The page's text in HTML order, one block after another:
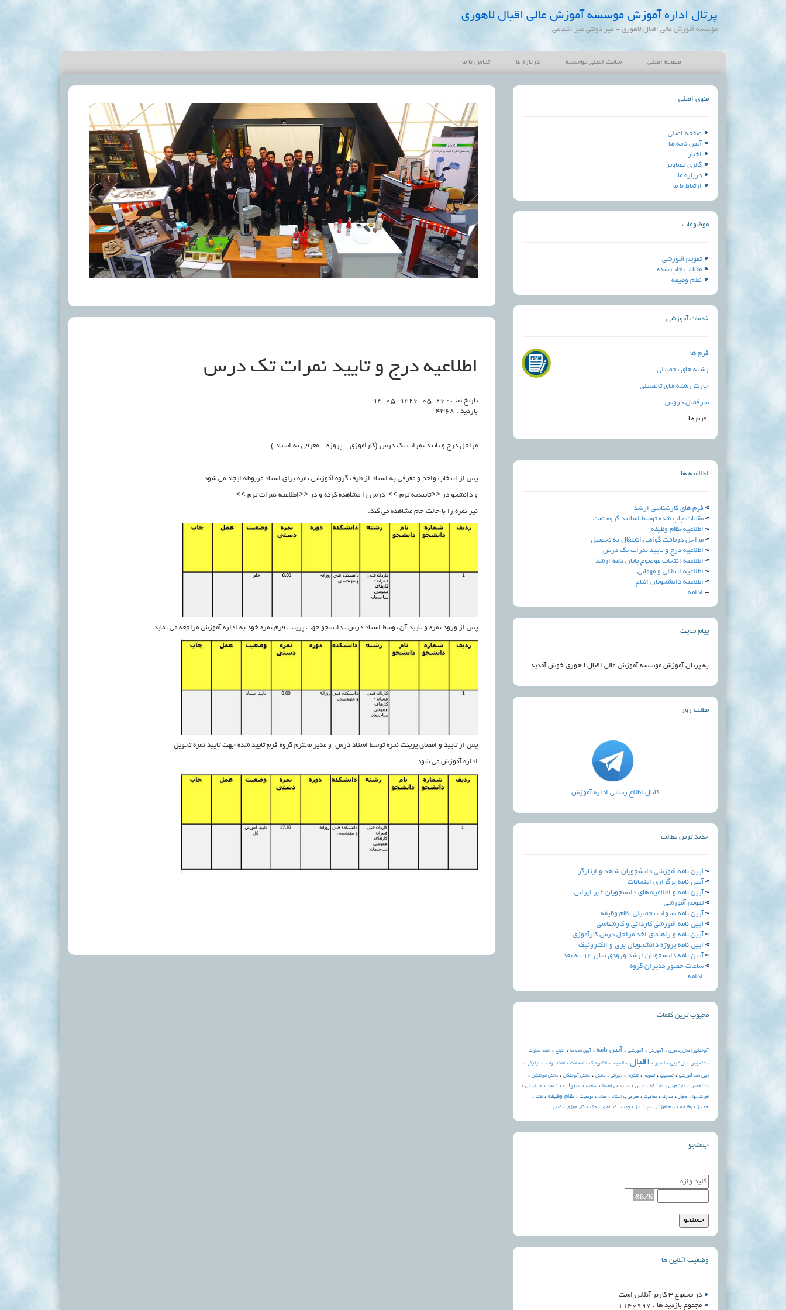
پرتال اداره آموزش موسسه آموزش عالی اقبال لاهوری
مؤسسه آموزش عالی اقبال لاهوری - غیر دولتی غیر انتفاعی
صفحه اصلی سایت اصلی مؤسسه درباره ما تماس با ما
منوی اصلی
صفحه اصلی
آیین نامه ها
اخبار
گالری تصاویر
درباره ما
ارتباط با ما
موضوعات
تقویم آموزشی
مقالات چاپ شده
نظام وظیفه
خدمات آموزشی
فرم ها
رشته های تحصیلی
چارت رشته های تحصیلی
سرفصل دروس
فرم ها
اطلاعیه ها
فرم های کارشناسی ارشد
مقالات چاپ شده توسط اساتید گروه نفت
اطلاعیه نظام وظیفه
مراحل دریافت گواهی اشتغال به تحصیل
اطلاعیه درج و تایید نمرات تک درس
اطلاعيه انتخاب موضوع پايان نامه ارشد
اطلاعيه انتقالي و مهماني
اطلاعیه دانشجویان اتباع
- ادامه...
پیام سایت
به پرتال آموزش موسسه آموزش عالی اقبال لاهوری خوش آمدید
مطلب روز
کانال اطلاع رسانی اداره آموزش
جدید ترین مطالب
آیین نامه آموزشی دانشجویان شاهد و ایثارگر
آيين نامه برگزاري امتحانات
آیین نامه و اطلاعیه های دانشجویان غیر ایرانی
تقویم آموزشی
آیین نامه سنوات تحصیلی نظام وظیفه
آیین نامه آموزشی کاردانی و کارشناسی
آیین نامه و راهنمای اخذ مراحل درس کارآموزی
ایین نامه پروژه دانشجویان برق و الکترونیک
آیین نامه دانشجویان ارشد ورودی سال 94 به بعد
ساعات حضور مدیران گروه
- ادامه...
محبوب ترین کلمات
آموختگی_اقبال_لاهوری ، آموزش ، آموزشی ، آیین نامه ، آیین نامه ها ، اتباع ، اتمام سنوات
دانشجویان ، ارزشیابی ، اعتبار ، اقبال ، المپیاد ، الکترونيک ، امتحانات ، انتخاب واحد ، ایثارگر ،
ایین نامه آموزشی ، تحصیلی ، تقویم ، تلگرام ، جبرانی ، دانش ، دانش آموختگان ، دانش اموختگان ،
دانشجویان ، دانشجویی ، دانشگاه ، درس ، دسته ، راهنما ، سامانه ، سنوات ، شاهد ، غیرایرانی ،
لغو کلاسها ، مجاز ، مدارک ، معافیت ، معرفی به استاد ، مقاله ، موفقیت ، نظام وظیفه ، نفت ،
همنیاز ، وظیفه ، پیام اموزشی ، پیشنیاز ، چارت _ کارآموزی ، چک ، کارآموزی ، کانال
جستجو
وضعیت آنلاین ها
در مجموع 3 کاربر آنلاین است
مجموع بازدید ها : 1140997
اطلاعیه درج و تایید نمرات تک درس
تاریخ ثبت : ۲۶-۰۵-۹۴
۲۶-۰۵-۹۴
بازدید : ۴۳۶۸
مراحل درج و تایید نمرات تک درس (کاراموزی - پروژه - معرفی به استاد )
پس از انتخاب واحد و معرفی به استاد از طرف گروه آموزشی نمره برای استاد مربوطه ایجاد می شود
و دانشجو در <<تاییدیه ترم >> درس را مشاهده کرده و در <<اطلاعیه نمرات ترم >>
نیز نمره را با حالت خام مشاهده می کند.
پس از ورود نمره و تایید آن توسط استاد درس ، دانشجو جهت پرینت فرم نمره خود به اداره آموزش مراجعه می نماید.
پس از تایید و امضای پرینت نمره توسط استاد درس و مدیر محترم گروه فرم تایید شده جهت تایید نمره تحویل
اداره آموزش می شود